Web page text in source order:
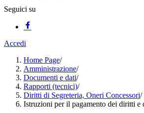
Seguici su
Accedi
Home Page/
Amministrazione/
Documenti e dati/
Rapporti (tecnici)/
Diritti di Segreteria, Oneri Concessori/
Istruzioni per il pagamento dei diritti e